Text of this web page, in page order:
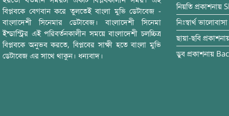
বিপ্লবকে বেগবান করে তুলতেই বাংলা মুভি ডেটাবেজ -
বাংলাদেশী সিনেমার ডেটাবেজ। বাংলাদেশী সিনেমা
ইন্ডাস্ট্রির এই পরিবর্তনকালীন সময়ে বাংলাদেশী চলচ্চিত্র
বিপ্লবকে অনুভব করতে, বিপ্লবের সাক্ষী হতে বাংলা মুভি
ডেটাবেজ এর সাথে থাকুন। ধন্যবাদ।
নিয়তি প্রকাশনায়
নিঃস্বার্থ ভালোবাসা
ছায়া-ছবি
ডুব প্রকাশনায়